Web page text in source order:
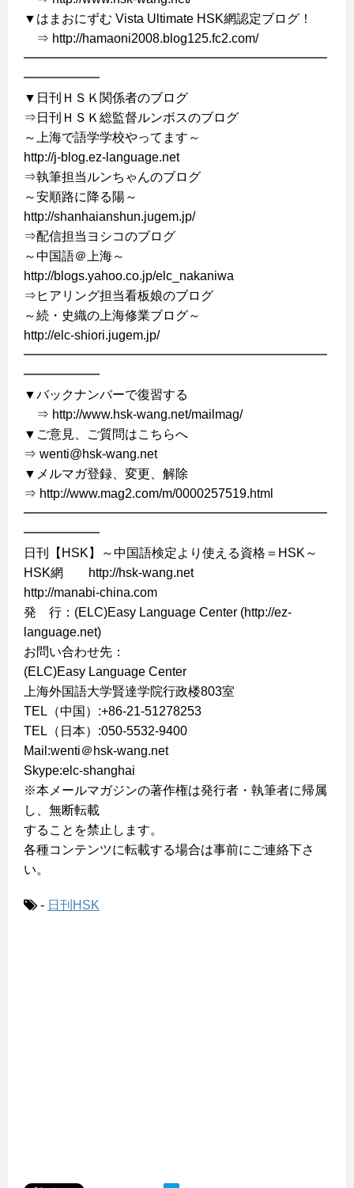
▼はまおにずむ Vista Ultimate HSK網認定ブログ！
⇒ http://hamaoni2008.blog125.fc2.com/
━━━━━━━━━━━━━━━━━━━━━━━━
━━━━━━
▼日刊ＨＳＫ関係者のブログ
⇒日刊ＨＳＫ総監督ルンボスのブログ
～上海で語学学校やってます～
http://j-blog.ez-language.net
⇒執筆担当ルンちゃんのブログ
～安順路に降る陽～
http://shanhaianshun.jugem.jp/
⇒配信担当ヨシコのブログ
～中国語＠上海～
http://blogs.yahoo.co.jp/elc_nakaniwa
⇒ヒアリング担当看板娘のブログ
～続・史織の上海修業ブログ～
http://elc-shiori.jugem.jp/
━━━━━━━━━━━━━━━━━━━━━━━━
━━━━━━
▼バックナンバーで復習する
⇒ http://www.hsk-wang.net/mailmag/
▼ご意見、ご質問はこちらへ
⇒ wenti@hsk-wang.net
▼メルマガ登録、変更、解除
⇒ http://www.mag2.com/m/0000257519.html
━━━━━━━━━━━━━━━━━━━━━━━━
━━━━━━
日刊【HSK】～中国語検定より使える資格＝HSK～
HSK網 http://hsk-wang.net
http://manabi-china.com
発 行：(ELC)Easy Language Center (http://ez-
language.net)
お問い合わせ先：
(ELC)Easy Language Center
上海外国語大学賢達学院行政楼803室
TEL（中国）:+86-21-51278253
TEL（日本）:050-5532-9400
Mail:wenti＠hsk-wang.net
Skype:elc-shanghai
※本メールマガジンの著作権は発行者・執筆者に帰属
し、無断転載
することを禁止します。
各種コンテンツに転載する場合は事前にご連絡下さ
い。
- 日刊HSK